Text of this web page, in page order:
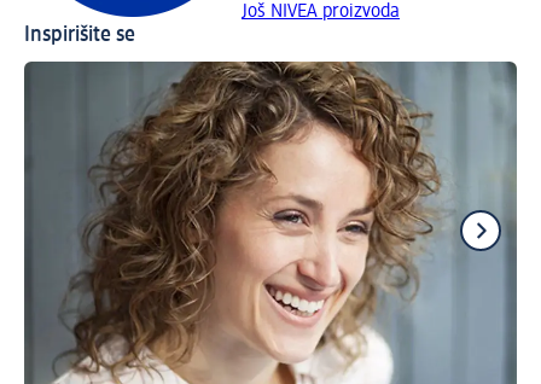
Još NIVEA proizvoda
Inspirišite se